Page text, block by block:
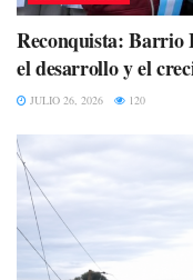
Reconquista: Barrio
el desarrollo y el
JULIO 26, 2026 120